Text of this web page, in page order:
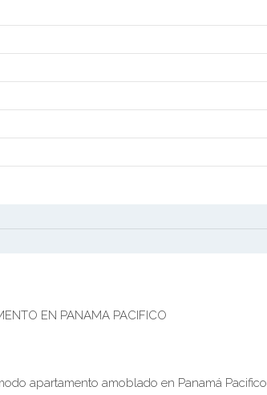
EN PANAMA PACIFICO
apartamento amoblado en Panamá Pacifico